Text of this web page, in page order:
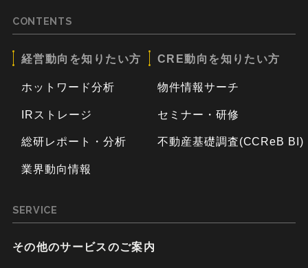
CONTENTS
経営動向を知りたい方
ホットワード分析
IRストレージ
総研レポート・分析
業界動向情報
CRE動向を知りたい方
物件情報サーチ
セミナー・研修
不動産基礎調査(CCReB BI)
SERVICE
その他のサービスのご案内